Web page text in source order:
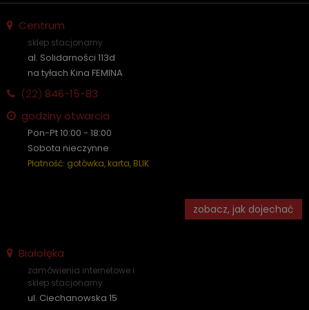
Centrum
sklep stacjonarny
al. Solidarności 113d
na tyłach Kina FEMINA
(22) 846-15-83
godziny otwarcia
Pon-Pt 10:00 - 18:00
Sobota nieczynne
Płatność: gotówka, karta, BLIK
zobacz, jak dojechać
Białołęka
zamówienia internetowe i
sklep stacjonarny
ul. Ciechanowska 15